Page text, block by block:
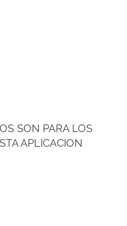
SON PARA LOS
APLICACION